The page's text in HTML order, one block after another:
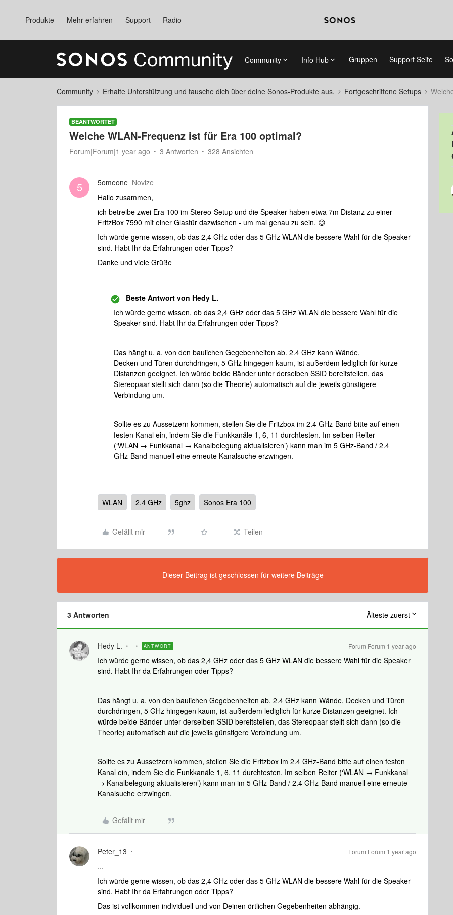
Produkte Mehr erfahren Support Radio
Community Info Hub Gruppen Support Seite
Community Erhalte Unterstützung und tausche dich über deine Sonos-Produkte aus. Fortgeschrittene Setups
BEANTWORTET
Welche WLAN-Frequenz ist für Era 100 optimal?
Forum|Forum|1 year ago 3 Antworten 328 Ansichten
5 5omeone Novize
Hallo zusammen,
ich betreibe zwei Era 100 im Stereo-Setup und die Speaker haben etwa 7m Distanz zu einer
FritzBox 7590 mit einer Glastür dazwischen - um mal genau zu sein. 😉
Ich würde gerne wissen, ob das 2,4 GHz oder das 5 GHz WLAN die bessere Wahl für die Speaker
sind. Habt Ihr da Erfahrungen oder Tipps?
Danke und viele Grüße
Beste Antwort von Hedy L.
Ich würde gerne wissen, ob das 2,4 GHz oder das 5 GHz WLAN die bessere Wahl für die
Speaker sind. Habt Ihr da Erfahrungen oder Tipps?
Das hängt u. a. von den baulichen Gegebenheiten ab. 2.4 GHz kann Wände,
Decken und Türen durchdringen, 5 GHz hingegen kaum, ist außerdem lediglich für kurze
Distanzen geeignet. Ich würde beide Bänder unter derselben SSID bereitstellen, das
Stereopaar stellt sich dann (so die Theorie) automatisch auf die jeweils günstigere
Verbindung um.
Sollte es zu Aussetzern kommen, stellen Sie die Fritzbox im 2.4 GHz-Band bitte auf einen
festen Kanal ein, indem Sie die Funkkanäle 1, 6, 11 durchtesten. Im selben Reiter
(‘WLAN → Funkkanal → Kanalbelegung aktualisieren’) kann man im 5 GHz-Band / 2.4
GHz-Band manuell eine erneute Kanalsuche erzwingen.
WLAN 2.4 GHz 5ghz Sonos Era 100
Gefällt mir Teilen
Dieser Beitrag ist geschlossen für weitere Beiträge
3 Antworten Älteste zuerst
Hedy L. ANTWORT Forum|Forum|1 year ago
Ich würde gerne wissen, ob das 2,4 GHz oder das 5 GHz WLAN die bessere Wahl für die Speaker
sind. Habt Ihr da Erfahrungen oder Tipps?
Das hängt u. a. von den baulichen Gegebenheiten ab. 2.4 GHz kann Wände, Decken und Türen
durchdringen, 5 GHz hingegen kaum, ist außerdem lediglich für kurze Distanzen geeignet. Ich
würde beide Bänder unter derselben SSID bereitstellen, das Stereopaar stellt sich dann (so die
Theorie) automatisch auf die jeweils günstigere Verbindung um.
Sollte es zu Aussetzern kommen, stellen Sie die Fritzbox im 2.4 GHz-Band bitte auf einen festen
Kanal ein, indem Sie die Funkkanäle 1, 6, 11 durchtesten. Im selben Reiter (‘WLAN → Funkkanal
→ Kanalbelegung aktualisieren’) kann man im 5 GHz-Band / 2.4 GHz-Band manuell eine erneute
Kanalsuche erzwingen.
Gefällt mir
Peter_13 Forum|Forum|1 year ago
...
Ich würde gerne wissen, ob das 2,4 GHz oder das 5 GHz WLAN die bessere Wahl für die Speaker
sind. Habt Ihr da Erfahrungen oder Tipps?
Das ist vollkommen individuell und von Deinen örtlichen Gegebenheiten abhängig.